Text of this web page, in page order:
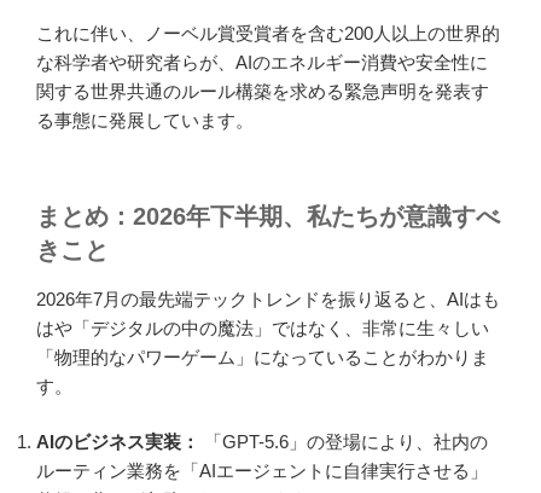
これに伴い、ノーベル賞受賞者を含む200人以上の世界的
な科学者や研究者らが、AIのエネルギー消費や安全性に
関する世界共通のルール構築を求める緊急声明を発表す
る事態に発展しています。
まとめ：2026年下半期、私たちが意識すべ
きこと
2026年7月の最先端テックトレンドを振り返ると、AIはも
はや「デジタルの中の魔法」ではなく、非常に生々しい
「物理的なパワーゲーム」になっていることがわかりま
す。
AIのビジネス実装：
「GPT-5.6」の登場により、社内の
ルーティン業務を「AIエージェントに自律実行させる」